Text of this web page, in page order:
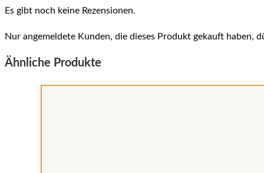
Es gibt noch keine Rezensionen.
Nur angemeldete Kunden, die dieses Produkt gekauft haben,
Ähnliche Produkte